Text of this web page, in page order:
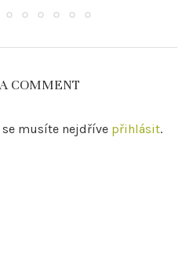
COMMENT
musíte nejdříve přihlásit.